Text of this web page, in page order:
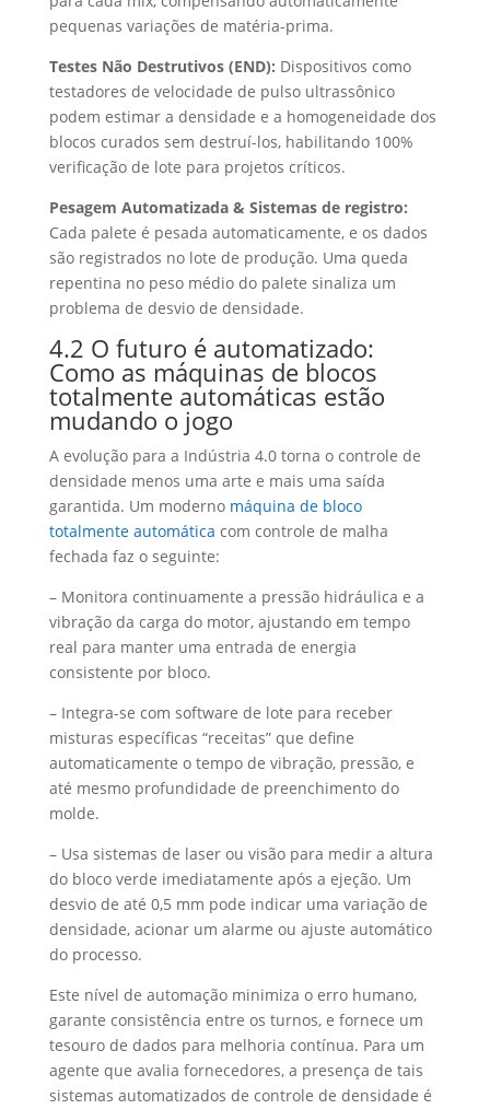
pequenas variações de matéria-prima.
Testes Não Destrutivos (END): Dispositivos como
testadores de velocidade de pulso ultrassônico
podem estimar a densidade e a homogeneidade dos
blocos curados sem destruí-los, habilitando 100%
verificação de lote para projetos críticos.
Pesagem Automatizada & Sistemas de registro:
Cada palete é pesada automaticamente, e os dados
são registrados no lote de produção. Uma queda
repentina no peso médio do palete sinaliza um
problema de desvio de densidade.
4.2 O futuro é automatizado:
Como as máquinas de blocos
totalmente automáticas estão
mudando o jogo
A evolução para a Indústria 4.0 torna o controle de
densidade menos uma arte e mais uma saída
garantida. Um moderno máquina de bloco
totalmente automática com controle de malha
fechada faz o seguinte:
– Monitora continuamente a pressão hidráulica e a
vibração da carga do motor, ajustando em tempo
real para manter uma entrada de energia
consistente por bloco.
– Integra-se com software de lote para receber
misturas específicas “receitas” que define
automaticamente o tempo de vibração, pressão, e
até mesmo profundidade de preenchimento do
molde.
– Usa sistemas de laser ou visão para medir a altura
do bloco verde imediatamente após a ejeção. Um
desvio de até 0,5 mm pode indicar uma variação de
densidade, acionar um alarme ou ajuste automático
do processo.
Este nível de automação minimiza o erro humano,
garante consistência entre os turnos, e fornece um
tesouro de dados para melhoria contínua. Para um
agente que avalia fornecedores, a presença de tais
sistemas automatizados de controle de densidade é